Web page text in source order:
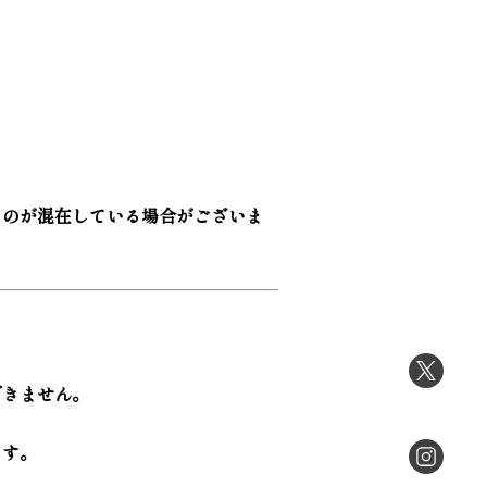
が混在している場合がございま
ません。
。